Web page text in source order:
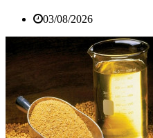
03/08/2026